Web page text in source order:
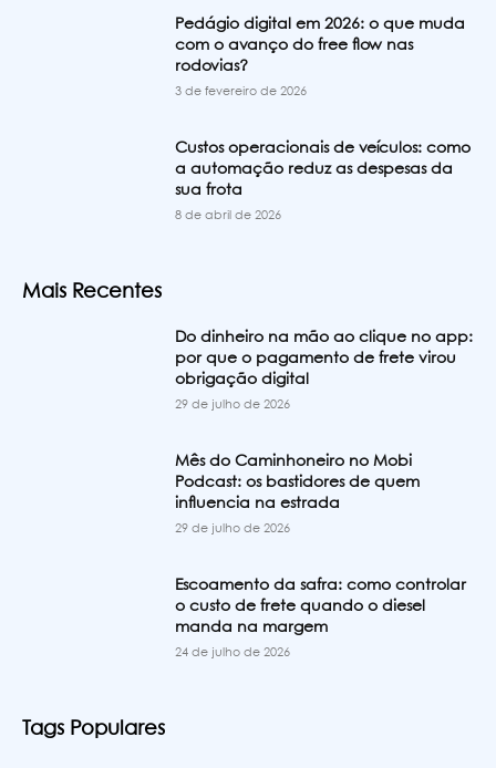
Pedágio digital em 2026: o que muda
com o avanço do free flow nas
rodovias?
3 de fevereiro de 2026
Custos operacionais de veículos: como
a automação reduz as despesas da
sua frota
8 de abril de 2026
Mais Recentes
Do dinheiro na mão ao clique no app:
por que o pagamento de frete virou
obrigação digital
29 de julho de 2026
Mês do Caminhoneiro no Mobi
Podcast: os bastidores de quem
influencia na estrada
29 de julho de 2026
Escoamento da safra: como controlar
o custo de frete quando o diesel
manda na margem
24 de julho de 2026
Tags Populares